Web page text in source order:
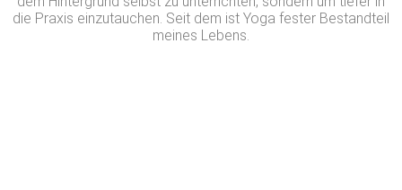
die Praxis einzutauchen. Seit dem ist Yoga fester Bestandteil
meines Lebens.